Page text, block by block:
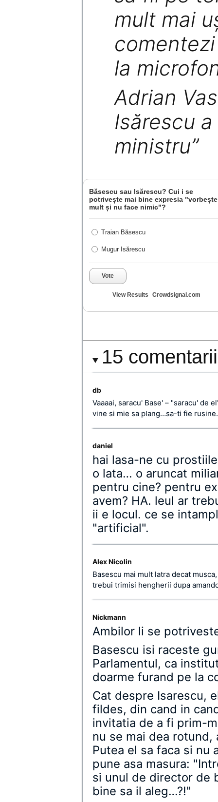
mult mai
la
Adrian
Isărescu
ministru”
Băsescu sau Isărescu? Cui i se
potrivește mai bine expresia "vorbește
mult și nu face nimic"?
Traian Băsescu
Mugur Isărescu
Vote
View Results Crowdsignal.com
15 comentarii
db
Vaaaai, saracu' Base' – "saracu' de
vine si mie sa plang…sa-ti fie
daniel
hai lasa-ne cu
o lata… o aruncat
pentru cine? pentru
avem? HA. leul ar
ii e locul. ce se
"artificial".
Alex Nicolin
Basescu mai mult latra decat
trebui trimisi hengherii dupa
Nickmann
Ambilor li se
Basescu isi raceste
Parlamentul, ca
doarme furand pe la
Cat despre Isarescu,
fildes, din cand in
invitatia de a fi prim-
nu se mai dea
Putea el sa faca si nu
pune asa masura:
si unul de director de
bine sa il aleg…?!"